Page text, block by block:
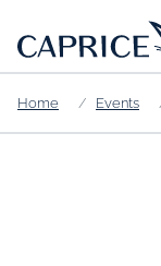
Home Events